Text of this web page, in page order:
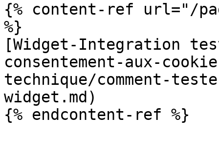
{% content-ref url="/
%}
[Widget-Integration
consentement-aux-
technique/comment-
widget.md)
{% endcontent-ref %}